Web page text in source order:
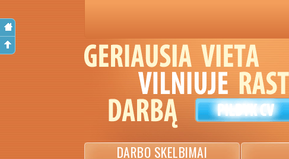
DARBO SKELBIMAI